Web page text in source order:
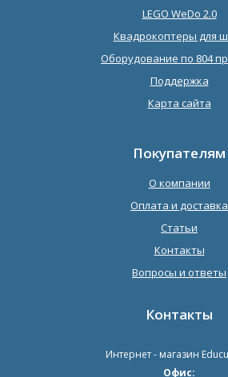
LEGO WeDo 2.0
Квадрокоптеры для
Оборудование по 804
Поддержка
Карта сайта
Покупателям
О компании
Оплата и доставка
Статьи
Контакты
Вопросы и ответы
Контакты
Интернет - магазин
Офис: